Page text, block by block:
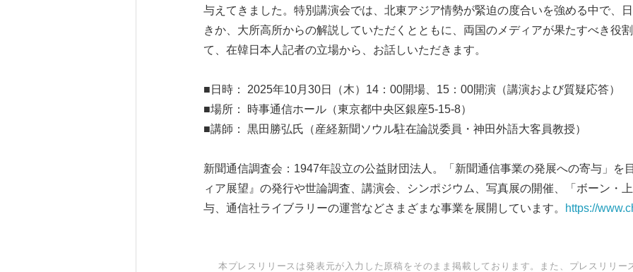
与えてきました。特別講演会では、北東アジア情勢が緊迫の度合いを強める中で、
きか、大所高所からの解説していただくとともに、両国のメディアが果たすべき役
て、在韓日本人記者の立場から、お話しいただきます。
■日時： 2025年10月30日（木）14：00開場、15：00開演（講演および質疑応答）
■場所： 時事通信ホール（東京都中央区銀座5-15-8）
■講師： 黒田勝弘氏（産経新聞ソウル駐在論説委員・神田外語大客員教授）
新聞通信調査会：1947年設立の公益財団法人。「新聞通信事業の発展への寄与」を
ィア展望』の発行や世論調査、講演会、シンポジウム、写真展の開催、「ボーン・
与、通信社ライブラリーの運営などさまざまな事業を展開しています。
https://
本プレスリリースは発表元が入力した原稿をそのまま掲載しております。また、プレスリリー